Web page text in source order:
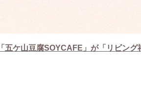
「五ケ山豆腐SOYCAFE」が「リビン